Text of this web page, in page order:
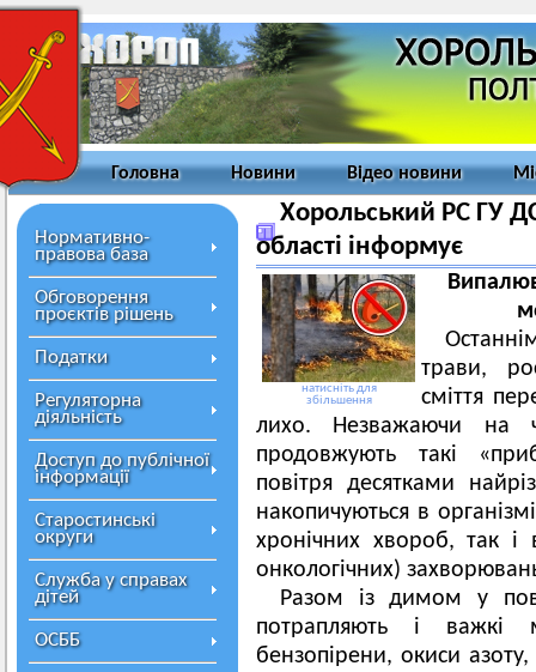
Головна Новини Відео новини
Нормативно-
правова база
Обговорення
проєктів рішень
Податки
Регуляторна
діяльність
Доступ до публічної
інформації
Старостинські
округи
Служба у справах
дітей
ОСББ
Хорольський РС ГУ
області інформує
натисніть для
збільшення
трави,
сміття
лихо. Незважаючи на
продовжують такі
повітря десятками
накопичуються в
хронічних хвороб, так
онкологічних)
Разом із димом у
потрапляють і важкі
бензопірени, окиси